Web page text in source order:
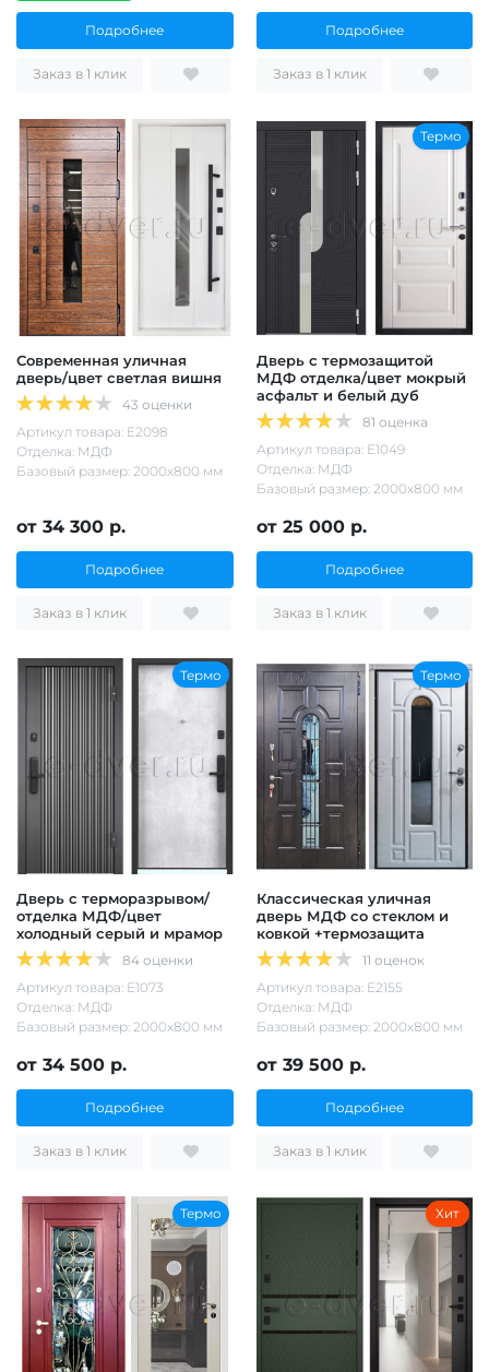
Подробнее
Заказ в 1 клик
Подробнее
Заказ в 1 клик
Современная уличная
дверь/цвет светлая вишня
43 оценки
Артикул товара: Е2098
Отделка: МДФ
Базовый размер: 2000х800 мм
от 34 300 р.
Подробнее
Заказ в 1 клик
Термо
Дверь с термозащитой
МДФ отделка/цвет мокрый
асфальт и белый дуб
81 оценка
Артикул товара: Е1049
Отделка: МДФ
Базовый размер: 2000х800 мм
от 25 000 р.
Подробнее
Заказ в 1 клик
Термо
Дверь с терморазрывом/
отделка МДФ/цвет
холодный серый и мрамор
84 оценки
Артикул товара: Е1073
Отделка: МДФ
Базовый размер: 2000х800 мм
от 34 500 р.
Подробнее
Заказ в 1 клик
Термо
Классическая уличная
дверь МДФ со стеклом и
ковкой +термозащита
11 оценок
Артикул товара: Е2155
Отделка: МДФ
Базовый размер: 2000х800 мм
от 39 500 р.
Подробнее
Заказ в 1 клик
Термо Хит